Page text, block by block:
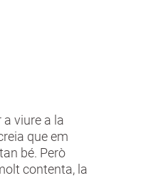
a viure a la
que em
bé. Però
contenta, la